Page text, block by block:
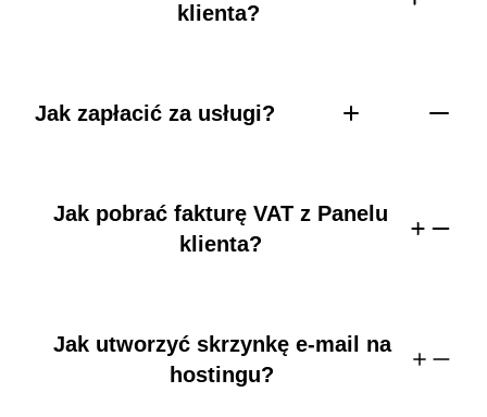
klienta?
Jak zapłacić za usługi?
Jak pobrać fakturę VAT z Panelu
klienta?
Jak utworzyć skrzynkę e-mail na
hostingu?